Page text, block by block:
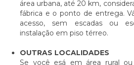
área urbana, até 20 km,
fábrica e o ponto de entrega.
acesso, sem escadas ou
instalação em piso térreo.
OUTRAS LOCALIDADES
Se você esá em área rural